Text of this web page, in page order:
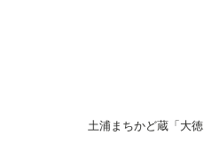
土浦まちかど蔵「大